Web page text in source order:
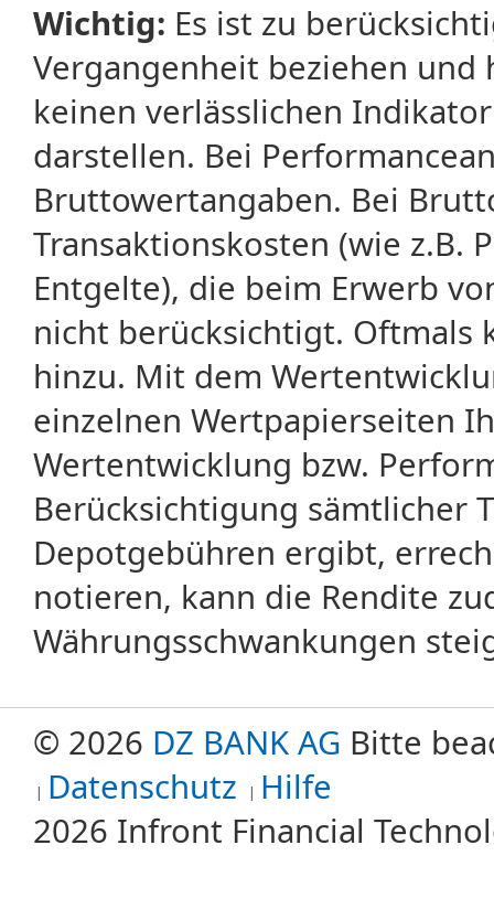
Wichtig: Es ist zu
Vergangenheit beziehen
keinen verlässlichen
darstellen. Bei
Bruttowertangaben. Bei
Transaktionskosten (wie z.B.
Entgelte), die beim Erwerb
nicht berücksichtigt. Oftmals
hinzu. Mit dem
einzelnen Wertpapierseiten
Wertentwicklung bzw.
Berücksichtigung sämtlicher
Depotgebühren ergibt,
notieren, kann die Rendite
Währungsschwankungen
© 2026 DZ BANK AG Bitte
Datenschutz Hilfe
2026 Infront Financial